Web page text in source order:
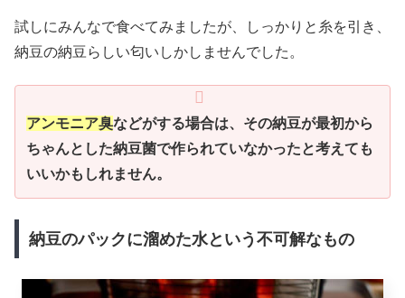
試しにみんなで食べてみましたが、しっかりと糸を引き、
納豆の納豆らしい匂いしかしませんでした。
アンモニア臭などがする場合は、その納豆が最初から
ちゃんとした納豆菌で作られていなかったと考えても
いいかもしれません。
納豆のパックに溜めた水という不可解なもの